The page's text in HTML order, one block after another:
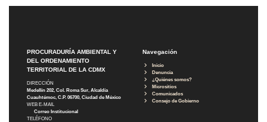
PROCURADURÍA AMBIENTAL Y
DEL ORDENAMIENTO
TERRITORIAL DE LA CDMX
DIRECCIÓN
Medellín 202, Col. Roma Sur, Alcaldía
Cuauhtémoc, C.P. 06700, Ciudad de México
WEB E-MAIL
Correo Institucional
TELÉFONO
Navegación
Inicio
Denuncia
¿Quiénes somos?
Micrositios
Comunicados
Consejo de Gobierno